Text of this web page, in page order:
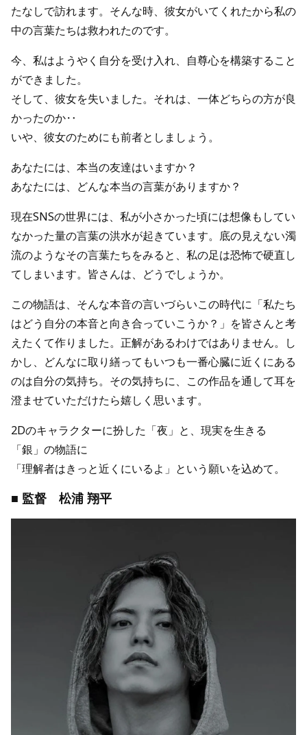
たなしで訪れます。そんな時、彼女がいてくれたから私の
中の言葉たちは救われたのです。
今、私はようやく自分を受け入れ、自尊心を構築すること
ができました。
そして、彼女を失いました。それは、一体どちらの方が良
かったのか‥
いや、彼女のためにも前者としましょう。
あなたには、本当の友達はいますか？
あなたには、どんな本当の言葉がありますか？
現在SNSの世界には、私が小さかった頃には想像もしてい
なかった量の言葉の洪水が起きています。底の見えない濁
流のようなその言葉たちをみると、私の足は恐怖で硬直し
てしまいます。皆さんは、どうでしょうか。
この物語は、そんな本音の言いづらいこの時代に「私たち
はどう自分の本音と向き合っていこうか？」を皆さんと考
えたくて作りました。正解があるわけではありません。し
かし、どんなに取り繕ってもいつも一番心臓に近くにある
のは自分の気持ち。その気持ちに、この作品を通して耳を
澄ませていただけたら嬉しく思います。
2Dのキャラクターに扮した「夜」と、現実を生きる
「銀」の物語に
「理解者はきっと近くにいるよ」という願いを込めて。
■ 監督 松浦 翔平